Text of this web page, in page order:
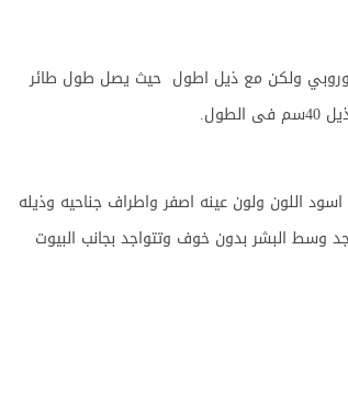
ولكن مع ذيل اطول حيث يصل طول طائر
اللون ولون عينه اصفر واطراف جناحيه وذيله
وسط البشر بدون خوف وتتواجد بجانب البيوت